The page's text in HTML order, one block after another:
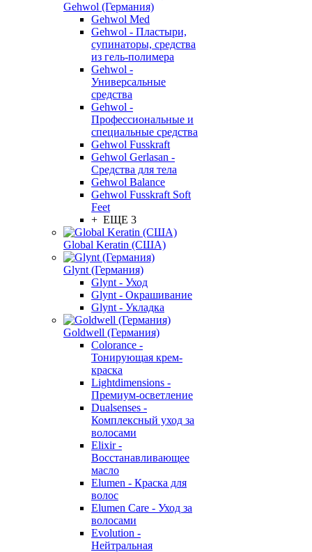
Gehwol (Германия)
Gehwol Med
Gehwol - Пластыри,
супинаторы, средства
из гель-полимера
Gehwol -
Универсальные
средства
Gehwol -
Профессиональные и
специальные средства
Gehwol Fusskraft
Gehwol Gerlasan -
Средства для тела
Gehwol Balance
Gehwol Fusskraft Soft
Feet
+ ЕЩЕ 3
Global Keratin (США)
Glynt (Германия)
Glynt - Уход
Glynt - Окрашивание
Glynt - Укладка
Goldwell (Германия)
Colorance -
Тонирующая крем-
краска
Lightdimensions -
Премиум-осветление
Dualsenses -
Комплексный уход за
волосами
Elixir -
Восстанавливающее
масло
Elumen - Краска для
волос
Elumen Care - Уход за
волосами
Evolution -
Нейтральная